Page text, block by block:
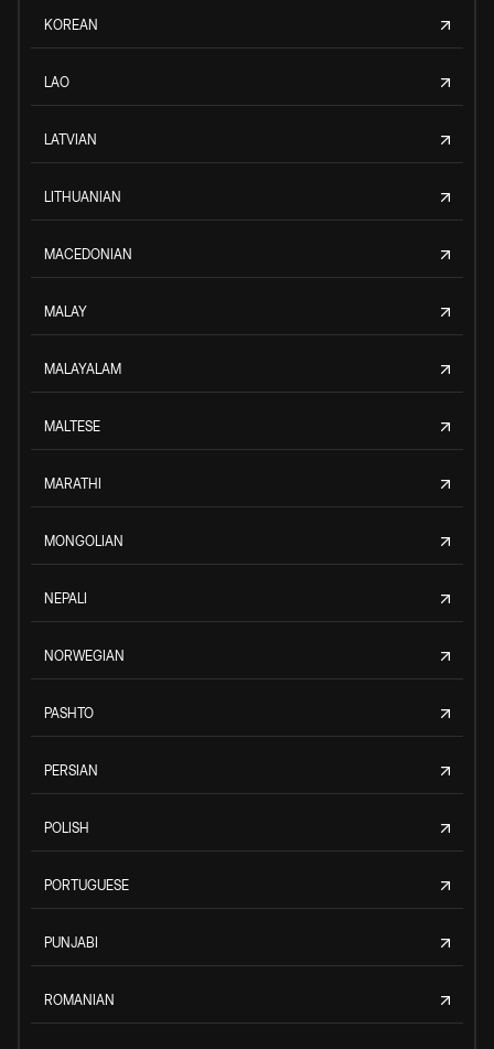
KOREAN
LAO
LATVIAN
LITHUANIAN
MACEDONIAN
MALAY
MALAYALAM
MALTESE
MARATHI
MONGOLIAN
NEPALI
NORWEGIAN
PASHTO
PERSIAN
POLISH
PORTUGUESE
PUNJABI
ROMANIAN